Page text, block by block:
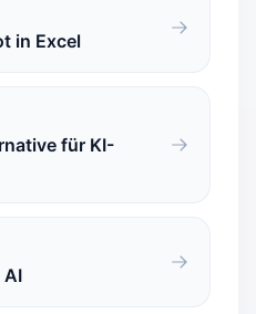
in Excel
für KI-